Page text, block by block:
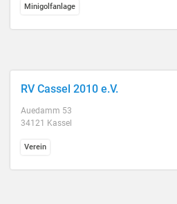
Minigolfanlage
RV Cassel 2010 e.V.
Auedamm 53
34121 Kassel
Verein